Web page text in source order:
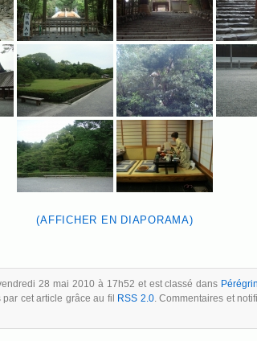
(AFFICHER EN DIAPORAMA)
28 mai 2010 à 17h52 et est classé dans
cet article grâce au fil RSS 2.0. Commentaires et